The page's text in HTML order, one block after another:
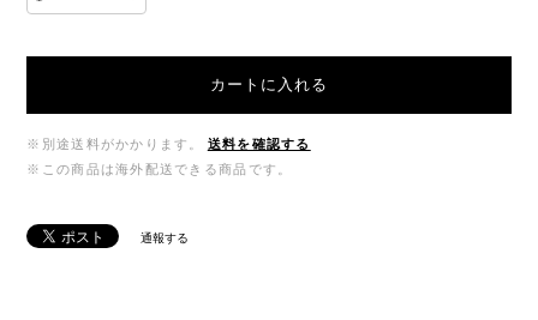
カートに入れる
※別途送料がかかります。
送料を確認する
※この商品は海外配送できる商品です。
通報する